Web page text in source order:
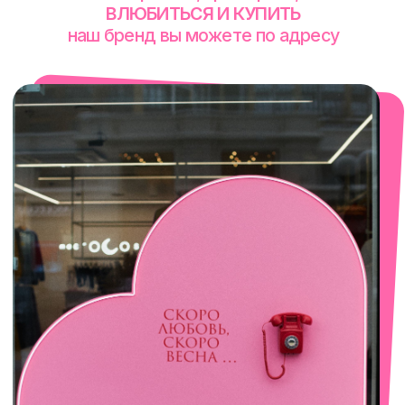
Сочи
Село Эстосадок, ТРЦ Горки Молл,
Горная Карусель, 3
смотреть в Яндекс. Картах